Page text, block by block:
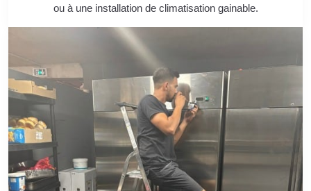
ou à une installation de climatisation gainable.